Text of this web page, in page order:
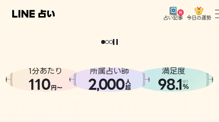
占い記事 今日の運勢
相談事例
どうせなら
。
1分あたり
110円〜
所属占い師
2,000人
超
満足度
98.1※1
%